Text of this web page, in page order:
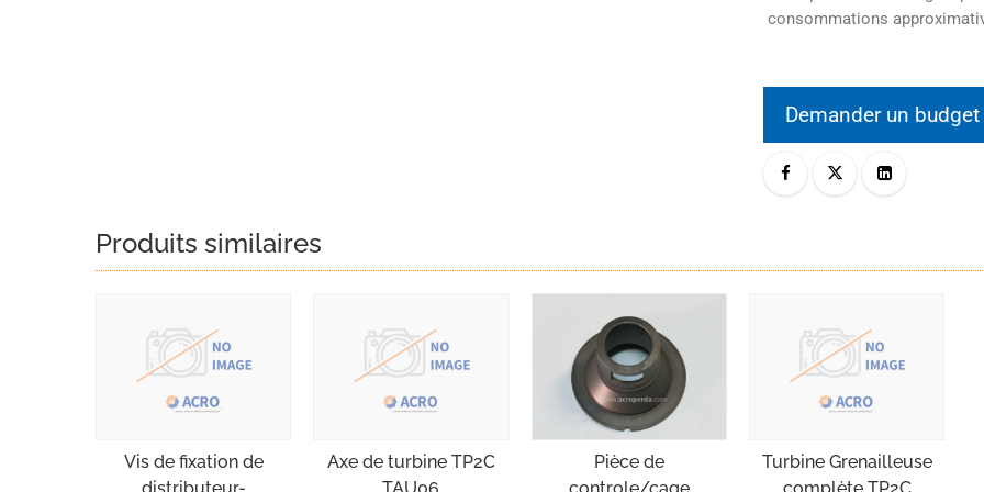
consommations
Demander un budget
Produits similaires
Vis de fixation de
Axe de turbine TP2C
Pièce de
Turbine Grenailleuse